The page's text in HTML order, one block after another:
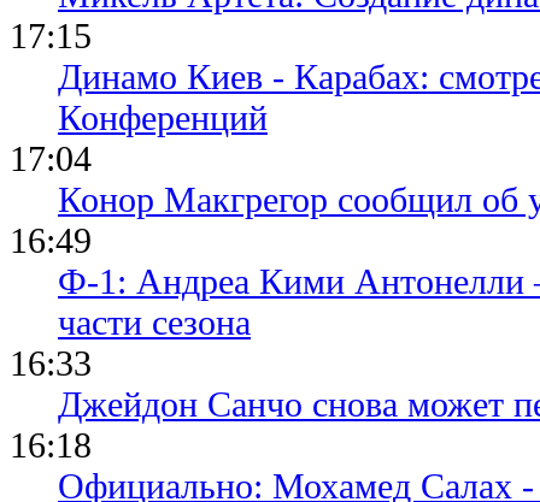
17:15
Динамо Киев - Карабах:
Конференций
17:04
Конор Макгрегор сообщил об
16:49
Ф-1: Андреа Кими Антонелли
части сезона
16:33
Джейдон Санчо снова может
16:18
Официально: Мохамед Салах -